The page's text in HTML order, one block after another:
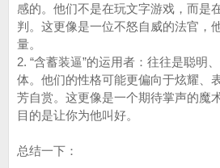
感的。他们不是在玩文字游戏，而是
判。这更像是一位不怒自威的法官，
量。
2. “含蓄装逼”的运用者：往往是聪明
体。他们的性格可能更偏向于炫耀、
芳自赏。这更像是一个期待掌声的魔
目的是让你为他叫好。
总结一下：